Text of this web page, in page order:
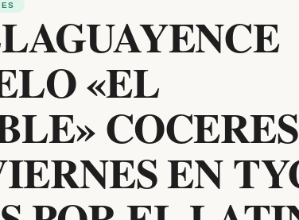
«EL
COCERES
EN